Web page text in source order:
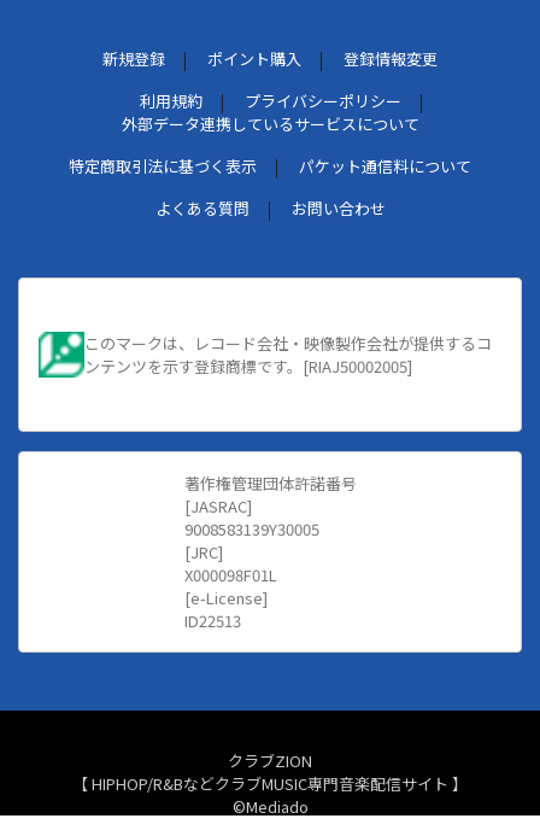
新規登録 ポイント購入
登録情報変更
利用規約
プライバシーポリシー
外部データ連携しているサービスについて
特定商取引法に基づく表示
パケット通信料について
よくある質問
お問い合わせ
このマークは、レコード会社・映像製作会社が提供するコ
ンテンツを示す登録商標です。[RIAJ50002005]
著作権管理団体許諾番号
[JASRAC]
9008583139Y30005
[JRC]
X000098F01L
[e-License]
ID22513
クラブZION
【 HIPHOP/R&BなどクラブMUSIC専門音楽配信サイト 】
©Mediado